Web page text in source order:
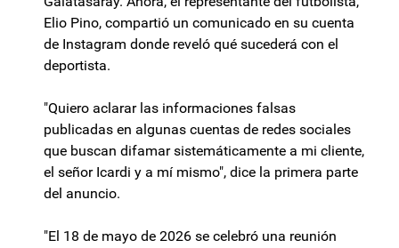
Elio Pino, compartió un comunicado en su cuenta
de Instagram donde reveló qué sucederá con el
deportista.
"Quiero aclarar las informaciones falsas
publicadas en algunas cuentas de redes sociales
que buscan difamar sistemáticamente a mi cliente,
el señor Icardi y a mí mismo", dice la primera parte
del anuncio.
"El 18 de mayo de 2026 se celebró una reunión